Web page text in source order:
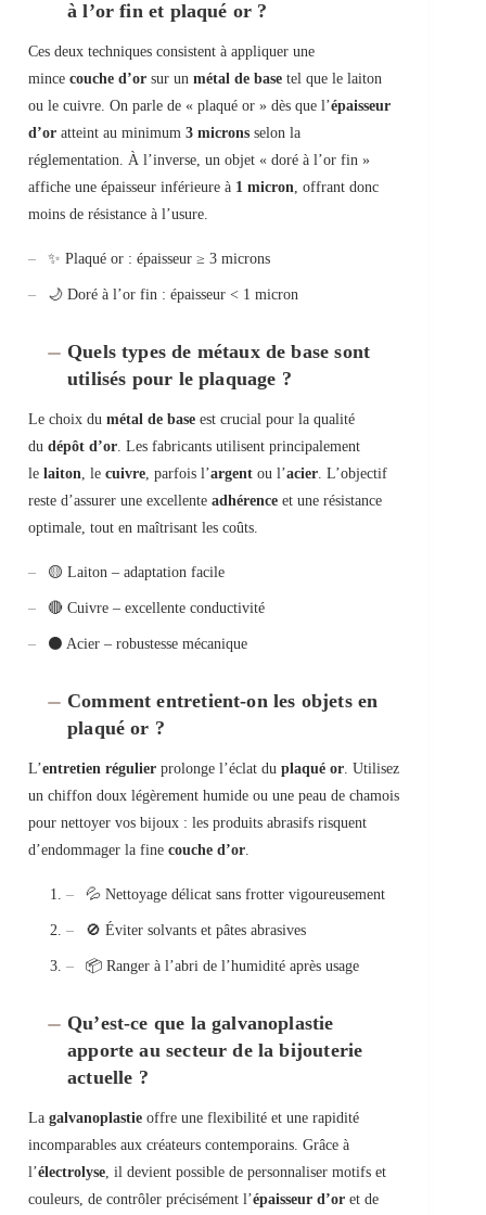
à l’or fin et plaqué or ?
Ces deux techniques consistent à appliquer une
mince couche d’or sur un métal de base tel que le laiton
ou le cuivre. On parle de « plaqué or » dès que l’épaisseur
d’or atteint au minimum 3 microns selon la
réglementation. À l’inverse, un objet « doré à l’or fin »
affiche une épaisseur inférieure à 1 micron, offrant donc
moins de résistance à l’usure.
✨ Plaqué or : épaisseur ≥ 3 microns
🌙 Doré à l’or fin : épaisseur < 1 micron
Quels types de métaux de base sont
utilisés pour le plaquage ?
Le choix du métal de base est crucial pour la qualité
du dépôt d’or. Les fabricants utilisent principalement
le laiton, le cuivre, parfois l’argent ou l’acier. L’objectif
reste d’assurer une excellente adhérence et une résistance
optimale, tout en maîtrisant les coûts.
🟡 Laiton – adaptation facile
🔴 Cuivre – excellente conductivité
⚫ Acier – robustesse mécanique
Comment entretient-on les objets en
plaqué or ?
L’entretien régulier prolonge l’éclat du plaqué or. Utilisez
un chiffon doux légèrement humide ou une peau de chamois
pour nettoyer vos bijoux : les produits abrasifs risquent
d’endommager la fine couche d’or.
💦 Nettoyage délicat sans frotter vigoureusement
🚫 Éviter solvants et pâtes abrasives
📦 Ranger à l’abri de l’humidité après usage
Qu’est-ce que la galvanoplastie
apporte au secteur de la bijouterie
actuelle ?
La galvanoplastie offre une flexibilité et une rapidité
incomparables aux créateurs contemporains. Grâce à
l’électrolyse, il devient possible de personnaliser motifs et
couleurs, de contrôler précisément l’épaisseur d’or et de